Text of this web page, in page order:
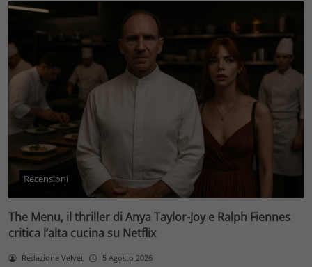
Recensioni
The Menu, il thriller di Anya Taylor-Joy e Ralph Fiennes
critica l’alta cucina su Netflix
Redazione Velvet 5 Agosto 2026